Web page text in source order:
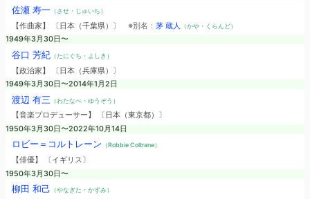
佐瀬 寿一（させ・じゅいち）
【作曲家】 〔日本（千葉県）〕 ※別名： 茅 蔵人 （かや・くらんど）
1949年3月30日〜
谷口 芳紀（たにぐち・よしき）
【政治家】 〔日本（兵庫県）〕
1949年3月30日〜2014年1月2日
渡辺 有三 （わたなべ・ゆうぞう）
【音楽プロデューサー】 〔日本（東京都）〕
1950年3月30日〜2022年10月14日
ロビー＝コルトレーン （Robbie Coltrane）
【俳優】 〔イギリス〕
1950年3月30日〜
柳田 和己 （やなぎた・かずみ）